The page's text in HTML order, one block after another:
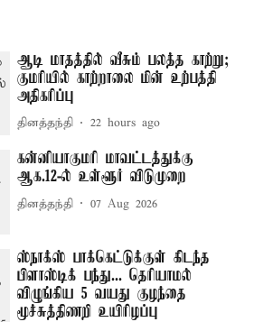
ஆடி மாதத்தில் வீசும் பலத்த காற்று;
குமரியில் காற்றாலை மின் உற்பத்தி
அதிகரிப்பு
தினத்தந்தி 22 hours ago
கன்னியாகுமரி மாவட்டத்துக்கு
ஆக.12-ல் உள்ளூர் விடுமுறை
தினத்தந்தி 07 Aug 2026
ஸ்நாக்ஸ் பாக்கெட்டுக்குள் கிடந்த
பிளாஸ்டிக் பந்து... தெரியாமல்
விழுங்கிய 5 வயது குழந்தை
மூச்சுத்திணறி உயிரிழப்பு